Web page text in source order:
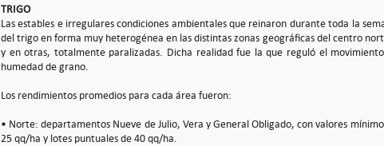
TRIGO
Las estables e irregulares condiciones ambientales que reinaron durante toda la
del trigo en forma muy heterogénea en las distintas zonas geográficas del centro
y en otras, totalmente paralizadas. Dicha realidad fue la que reguló el
humedad de grano.
Los rendimientos promedios para cada área fueron:
• Norte: departamentos Nueve de Julio, Vera y General Obligado, con valores
25 qq/ha y lotes puntuales de 40 qq/ha.